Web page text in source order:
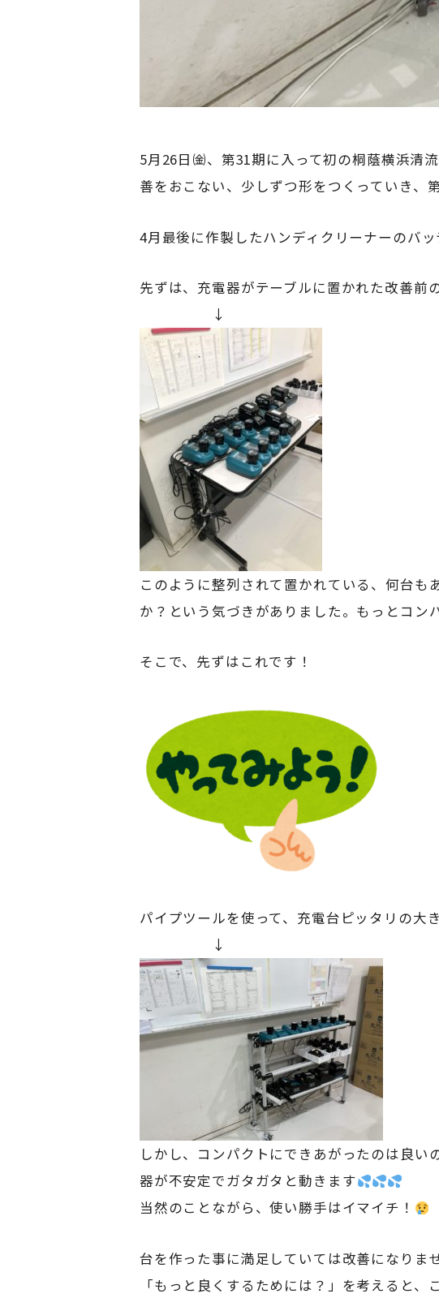
5月26日㈮、第31期に入って初の桐蔭横浜清
善をおこない、少しずつ形をつくっていき
4月最後に作製したハンディクリーナーのバ
先ずは、充電器がテーブルに置かれた改善前
↓
このように整列されて置かれている、何台
か？という気づきがありました。もっとコン
そこで、先ずはこれです！
パイプツールを使って、充電台ピッタリの大
↓
しかし、コンパクトにできあがったのは良
器が不安定でガタガタと動きます
当然のことながら、使い勝手はイマイチ！
台を作った事に満足していては改善になりま
「もっと良くするためには？」を考えると